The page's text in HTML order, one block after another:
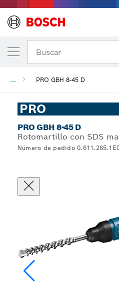
Buscar
... PRO GBH 8-45 D
PRO
PRO GBH 8-45 D
Rotomartillo con SDS
Número de pedido